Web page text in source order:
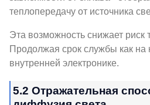
теплопередачу от источника
Эта возможность снижает риск
Продолжая срок службы как на
внутренней электронике.
5.2 Отражательная